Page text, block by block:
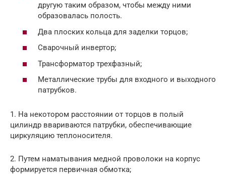
другую таким образом, чтобы между ними
образовалась полость.
Два плоских кольца для заделки торцов;
Сварочный инвертор;
Трансформатор трехфазный;
Металлические трубы для входного и выходного
патрубков.
1. На некотором расстоянии от торцов в полый
цилиндр ввариваются патрубки, обеспечивающие
циркуляцию теплоносителя.
2. Путем наматывания медной проволоки на корпус
формируется первичная обмотка;